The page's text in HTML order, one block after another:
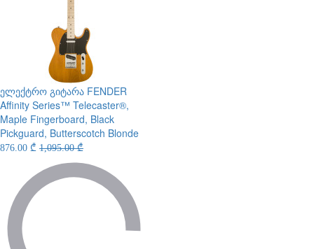
ელექტრო გიტარა FENDER
Affinity Series™ Telecaster®,
Maple Fingerboard, Black
Pickguard, Butterscotch Blonde
876.00 ₾ 1,095.00 ₾